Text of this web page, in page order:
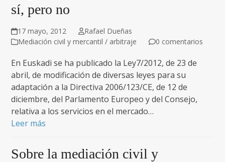
sí, pero no
17 mayo, 2012
Rafael Dueñas
Mediación civil y mercantil / arbitraje
0 comentarios
En Euskadi se ha publicado la Ley7/2012, de 23 de
abril, de modificación de diversas leyes para su
adaptación a la Directiva 2006/123/CE, de 12 de
diciembre, del Parlamento Europeo y del Consejo,
relativa a los servicios en el mercado…
Leer más
Sobre la mediación civil y